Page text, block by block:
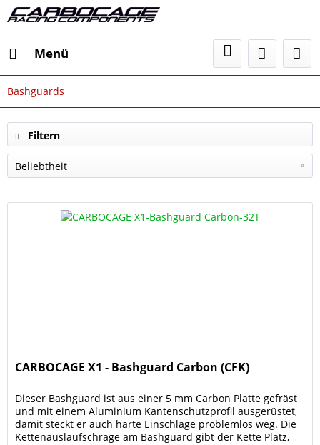
Menü
Bashguards
Filtern
CARBOCAGE X1 - Bashguard Carbon (CFK)
Dieser Bashguard ist aus einer 5 mm Carbon Platte gefräst
und mit einem Aluminium Kantenschutzprofil ausgerüstet,
damit steckt er auch harte Einschläge problemlos weg. Die
Kettenauslaufschräge am Bashguard gibt der Kette Platz,